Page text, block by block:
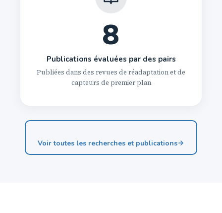
8
Publications évaluées par des pairs
Publiées dans des revues de réadaptation et de
capteurs de premier plan
Voir toutes les recherches et publications